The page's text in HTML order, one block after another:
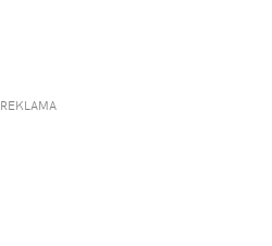
REKLAMA